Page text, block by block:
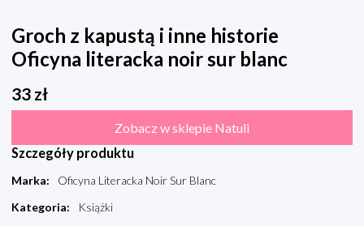
Groch z kapustą i inne historie
Oficyna literacka noir sur blanc
33 zł
Zobacz w sklepie Natuli
Szczegóły produktu
Marka:
Oficyna Literacka Noir Sur Blanc
Kategoria:
Książki